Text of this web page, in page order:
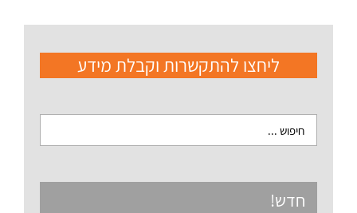
ליחצו להתקשרות וקבלת מידע
חדש!